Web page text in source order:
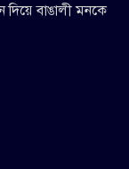
দিয়ে বাঙালী মনকে